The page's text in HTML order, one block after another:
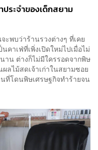
ระจำของเด็กสยาม
พบว่าร้านรวงต่างๆ ที่เคย
คาเฟ่ที่เพิ่งเปิดใหม่ไปเมื่อไม่
าน ต่างก็ไม่มีใครรอดจากพิษ
ไม้สดเจ้าเก่าในสยามซอย
ที่โดนพิษเศรษฐกิจทำร้ายจน